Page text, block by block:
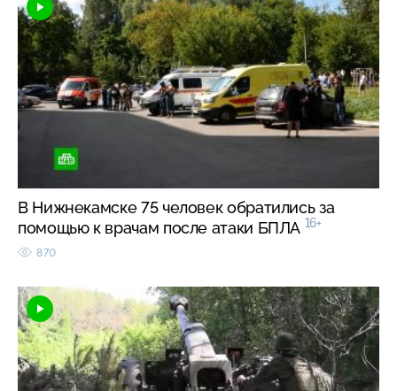
В Нижнекамске 75 человек обратились за
помощью к врачам после атаки БПЛА 16+
870